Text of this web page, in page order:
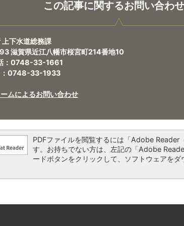
この記事に関するお問い合わ
上下水道総務課
滋賀県近江八幡市桜宮町214番地10
：0748-33-1661
：0748-33-1933
ムによるお問い合わせ
PDFファイルを閲覧するには「Adobe
す。お持ちでない方は、左記の「Adobe
ードボタンをクリックして、ソフトウェアを